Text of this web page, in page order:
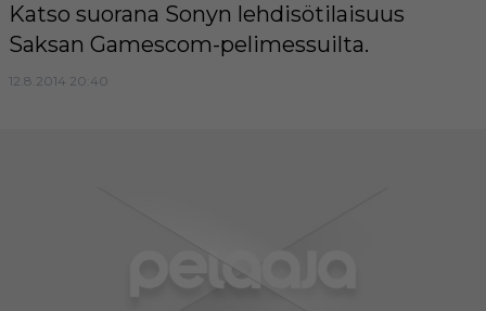
Katso suorana Sonyn lehdisötilaisuus
Saksan Gamescom-pelimessuilta.
12.8.2014 20:40